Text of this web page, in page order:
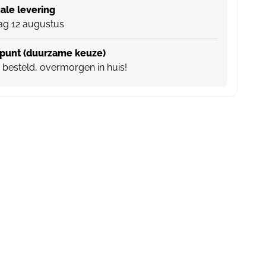
levering
12 augustus
(duurzame keuze)
besteld, overmorgen in huis!